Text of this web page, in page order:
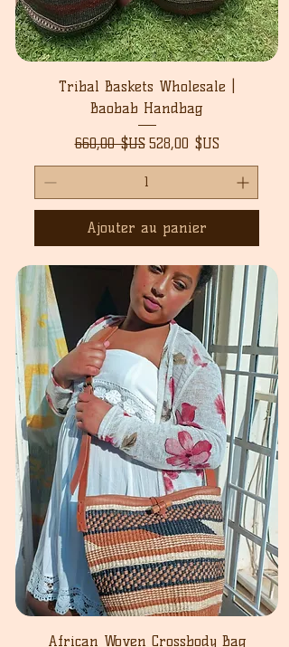
Tribal Baskets Wholesale |
Baobab Handbag
Prix original
660,00 $US Prix promotionnel
528,00 $US
Ajouter au panier
African Woven Crossbody Bag